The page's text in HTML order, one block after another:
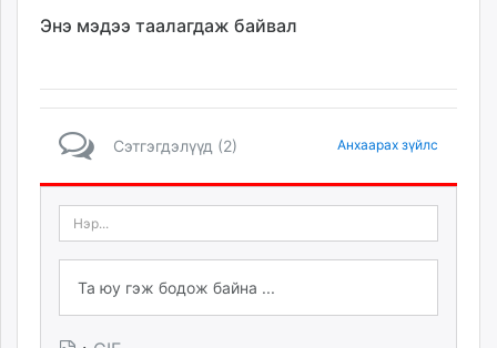
Энэ мэдээ таалагдаж байвал
Сэтгэгдэлүүд (2) Анхаарах зүйлс